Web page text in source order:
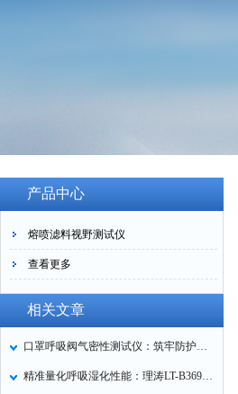
产品中心
熔喷滤料视野测试仪
查看更多
相关文章
口罩呼吸阀气密性测试仪：筑牢防护口罩的质量关卡
精准量化呼吸湿化性能：理涛LT-B369湿化器数据采集装置技术解析